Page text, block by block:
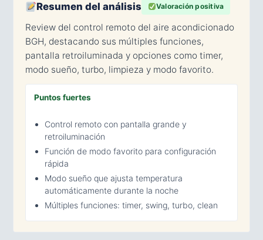
Resumen del análisis Valoración positiva
Review del control remoto del aire acondicionado
BGH, destacando sus múltiples funciones,
pantalla retroiluminada y opciones como timer,
modo sueño, turbo, limpieza y modo favorito.
Puntos fuertes
Control remoto con pantalla grande y
retroiluminación
Función de modo favorito para configuración
rápida
Modo sueño que ajusta temperatura
automáticamente durante la noche
Múltiples funciones: timer, swing, turbo, clean